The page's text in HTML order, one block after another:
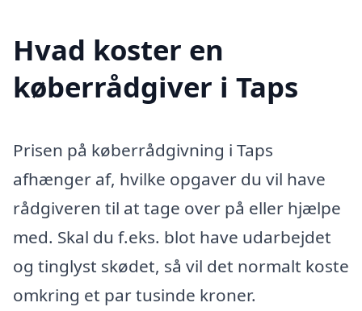
Hvad koster en
køberrådgiver i Taps
Prisen på køberrådgivning i Taps
afhænger af, hvilke opgaver du vil have
rådgiveren til at tage over på eller hjælpe
med. Skal du f.eks. blot have udarbejdet
og tinglyst skødet, så vil det normalt koste
omkring et par tusinde kroner.